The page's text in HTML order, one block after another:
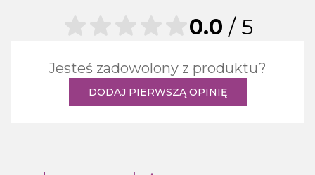
Jesteś zadowolony z produktu?
DODAJ PIERWSZĄ OPINIĘ
0.0 / 5